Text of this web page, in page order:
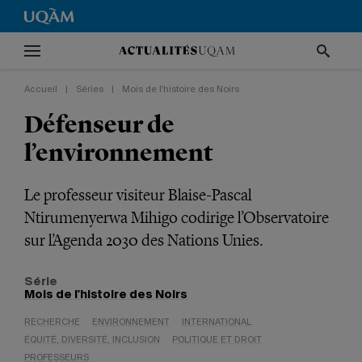
Accueil Séries Mois de l'histoire des Noirs
Défenseur de
l’environnement
Le professeur visiteur Blaise-Pascal
Ntirumenyerwa Mihigo codirige l’Observatoire
sur l’Agenda 2030 des Nations Unies.
Série
Mois de l'histoire des Noirs
RECHERCHE ENVIRONNEMENT
INTERNATIONAL
ÉQUITÉ, DIVERSITÉ, INCLUSION
POLITIQUE ET DROIT
PROFESSEURS